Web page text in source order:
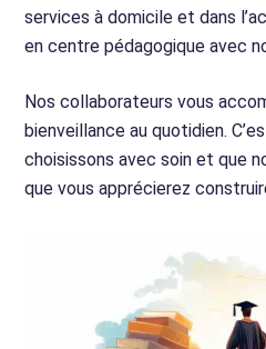
services à domicile et dans
en centre pédagogique avec
Nos collaborateurs vous
bienveillance au quotidien.
choisissons avec soin et que
que vous apprécierez